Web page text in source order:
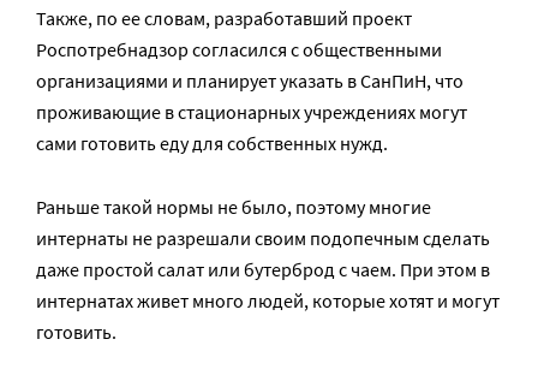
Также, по ее словам, разработавший проект
Роспотребнадзор согласился с общественными
организациями и планирует указать в СанПиН, что
проживающие в стационарных учреждениях могут
сами готовить еду для собственных нужд.
Раньше такой нормы не было, поэтому многие
интернаты не разрешали своим подопечным сделать
даже простой салат или бутерброд с чаем. При этом в
интернатах живет много людей, которые хотят и могут
готовить.